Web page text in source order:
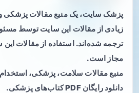
پزشک سایت، یک منبع مقالات
زیادی از مقالات این سایت توسط
ترجمه شده‌اند. استفاده از مقالات
مجاز است.
منبع مقالات سلامت، پزشکی،
دانلود رایگان PDF کتاب‌های پزشکی.